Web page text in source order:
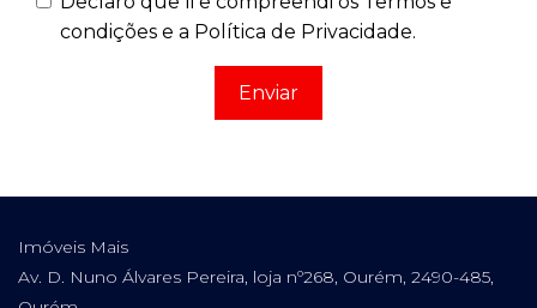
condições e a Política de Privacidade.
Enviar
Imóveis Mais
Av. D. Nuno Álvares Pereira, loja nº268, Ourém, 2490-485,